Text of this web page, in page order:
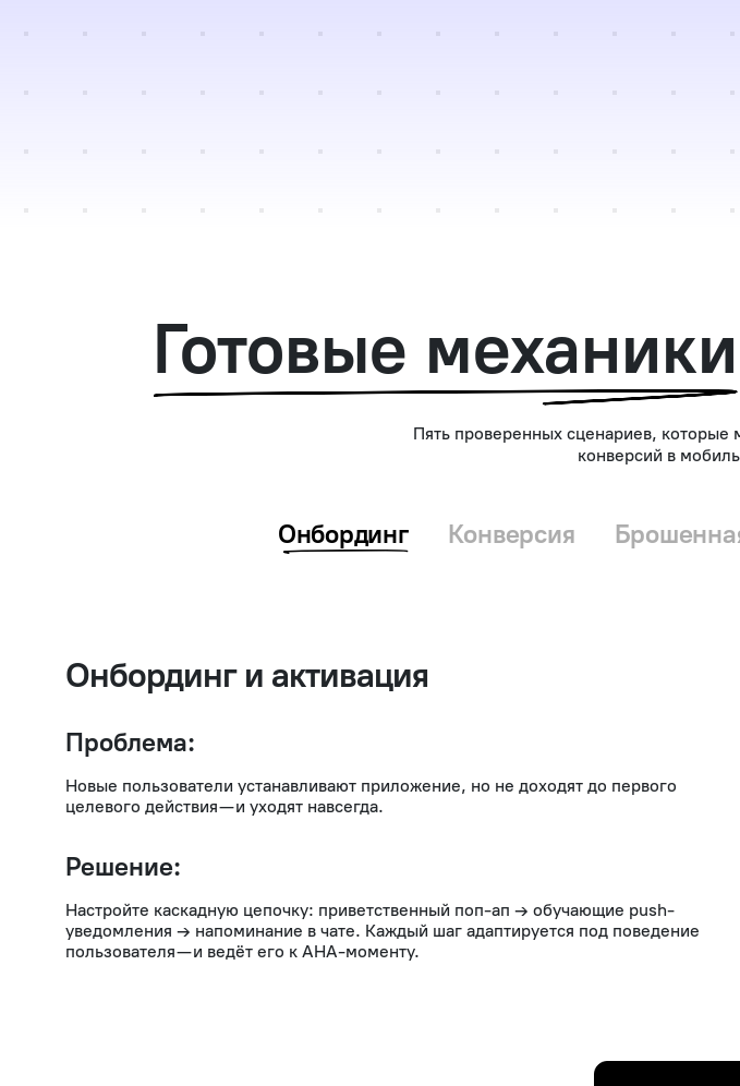
Готовые механики
Пять проверенных сценариев, которые
конверсий в
Онбординг Конверсия
Онбординг и активация
Проблема:
Новые пользователи устанавливают приложение, но не доходят до первого
целевого действия — и уходят навсегда.
Решение:
Настройте каскадную цепочку: приветственный поп-ап → обучающие push-
уведомления → напоминание в чате. Каждый шаг адаптируется под поведение
пользователя — и ведёт его к AHA-моменту.